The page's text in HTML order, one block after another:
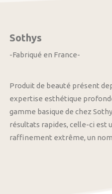
Sothys
-Fabriqué en France-
Produit de beauté présent
expertise esthétique
gamme basique de chez
résultats rapides, celle-ci est
raffinement extrême, un